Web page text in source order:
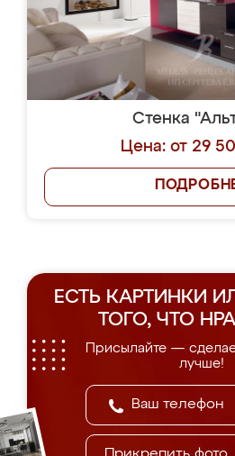
Стенка
Цена: от 29
ЕСТЬ КАРТИНКИ
ТОГО, ЧТО
Присылайте —
лучше!